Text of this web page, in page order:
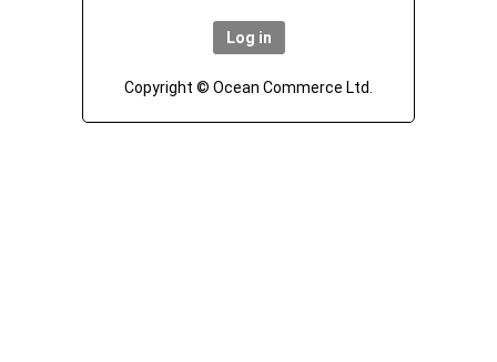
Copyright © Ocean Commerce Ltd.